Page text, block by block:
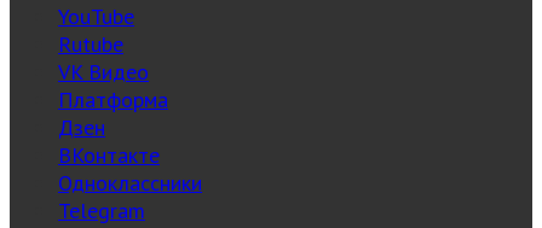
YouTube
Rutube
VK Видео
Платформа
Дзен
ВКонтакте
Одноклассники
Telegram